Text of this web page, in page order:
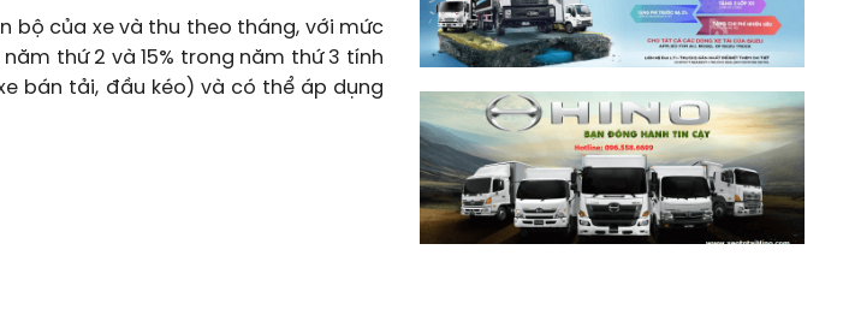
bộ của xe và thu theo tháng, với mức
thứ 2 và 15% trong năm thứ 3 tính
bán tải, đầu kéo) và có thể áp dụng